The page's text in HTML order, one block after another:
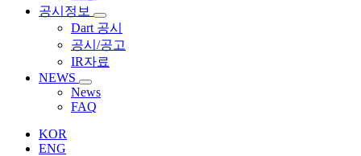
공시정보
Dart 공시
공시/공고
IR자료
NEWS
News
FAQ
KOR
ENG